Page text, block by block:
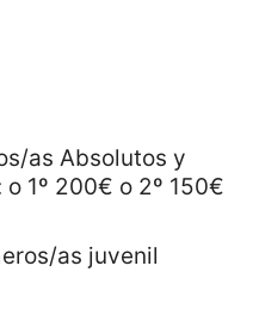
as Absolutos y
1º 200€ o 2º 150€
as juvenil